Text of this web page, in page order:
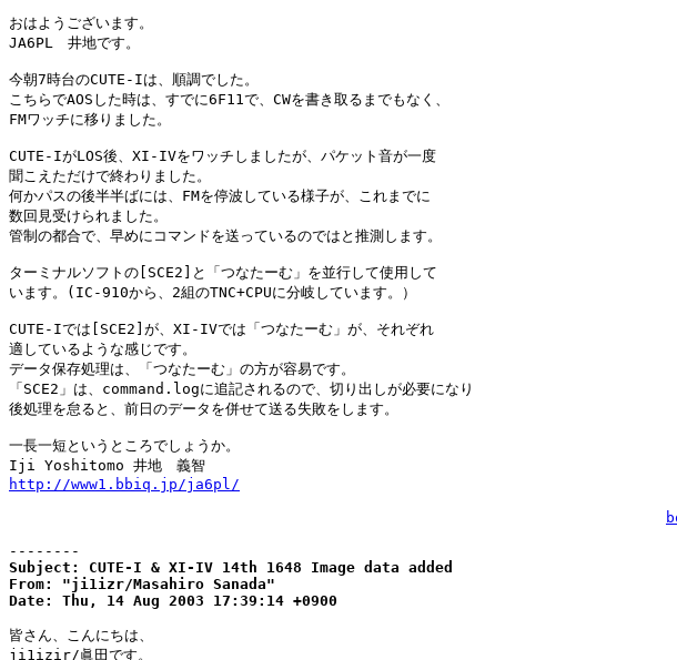
おはようございます。
JA6PL　井地です。
今朝7時台のCUTE-Iは、順調でした。
こちらでAOSした時は、すでに6F11で、CWを書き取るまでもなく、
FMワッチに移りました。
CUTE-IがLOS後、XI-IVをワッチしましたが、パケット音が一度
聞こえただけで終わりました。
何かパスの後半半ばには、FMを停波している様子が、これまでに
数回見受けられました。
管制の都合で、早めにコマンドを送っているのではと推測します。
ターミナルソフトの[SCE2]と「つなたーむ」を並行して使用して
います。(IC-910から、2組のTNC+CPUに分岐しています。）
CUTE-Iでは[SCE2]が、XI-IVでは「つなたーむ」が、それぞれ
適しているような感じです。
データ保存処理は、「つなたーむ」の方が容易です。
「SCE2」は、command.logに追記されるので、切り出しが必要になり
後処理を怠ると、前日のデータを併せて送る失敗をします。
一長一短というところでしょうか。
http://www1.bbiq.jp/ja6pl/
--------
Subject: CUTE-I & XI-IV 14th 1648 Image data added
From: "ji1izr/Masahiro Sanada"
Date: Thu, 14 Aug 2003 17:39:14 +0900
皆さん、こんにちは、
ji1izir/眞田です。